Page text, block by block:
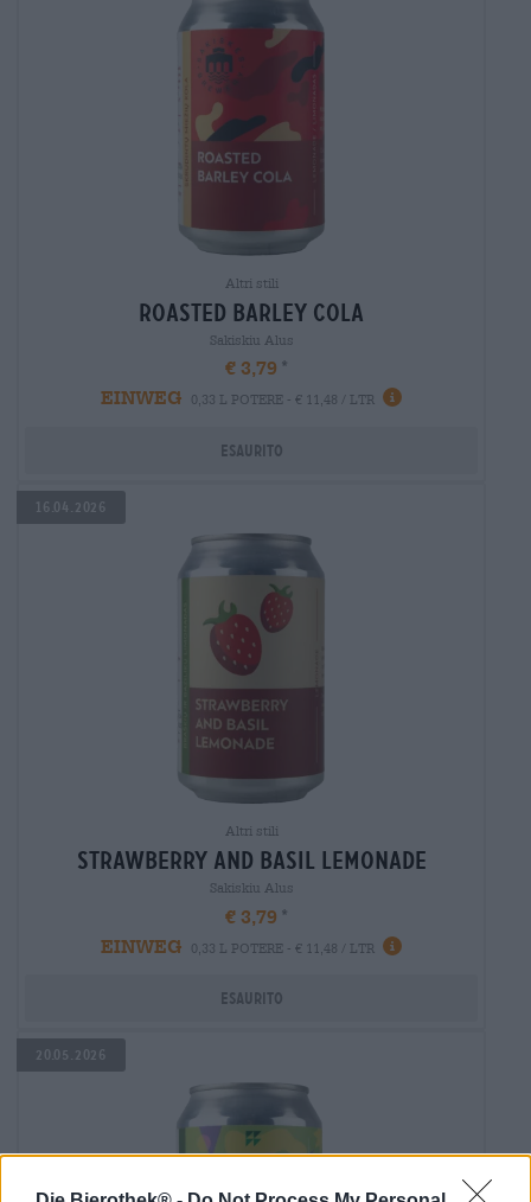
Altri stili
roasted barley cola
Sakiskiu Alus
€ 3,79
EINWEG
0,33 L POTERE - € 11,48 / LTR
Esaurito
16.04.2026
Altri stili
strawberry and basil lemonade
Sakiskiu Alus
€ 3,79
EINWEG
0,33 L POTERE - € 11,48 / LTR
Esaurito
20.05.2026